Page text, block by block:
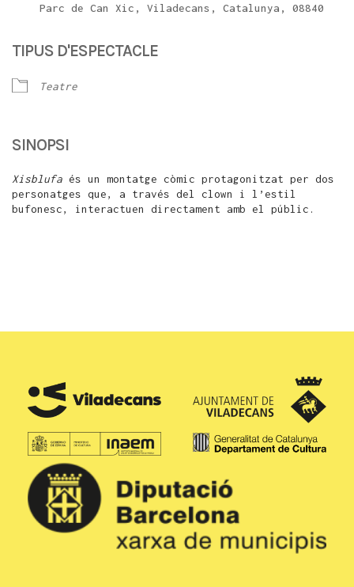
Parc de Can Xic, Viladecans, Catalunya, 08840
TIPUS D'ESPECTACLE
Teatre
SINOPSI
Xisblufa és un montatge còmic protagonitzat per dos
personatges que, a través del clown i l’estil
bufonesc, interactuen directament amb el públic.